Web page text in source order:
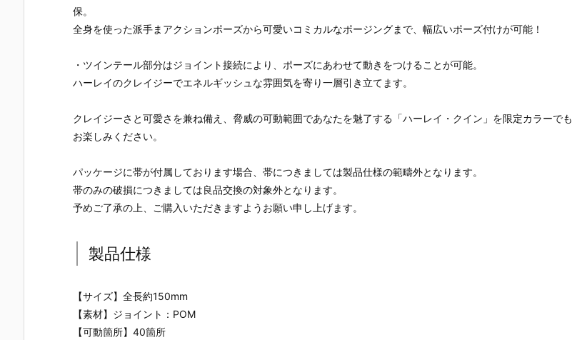
保。
全身を使った派手まアクションポーズから可愛いコミカルなポージングまで、幅広いポーズ付けが可能！
・ツインテール部分はジョイント接続により、ポーズにあわせて動きをつけることが可能。
ハーレイのクレイジーでエネルギッシュな雰囲気を寄り一層引き立てます。
クレイジーさと可愛さを兼ね備え、脅威の可動範囲であなたを魅了する「ハーレイ・クイン」を限定カラーでも
お楽しみください。
パッケージに帯が付属しております場合、帯につきましては製品仕様の範疇外となります。
帯のみの破損につきましては良品交換の対象外となります。
予めご了承の上、ご購入いただきますようお願い申し上げます。
製品仕様
【サイズ】全長約150mm
【素材】ジョイント：POM
【可動箇所】40箇所